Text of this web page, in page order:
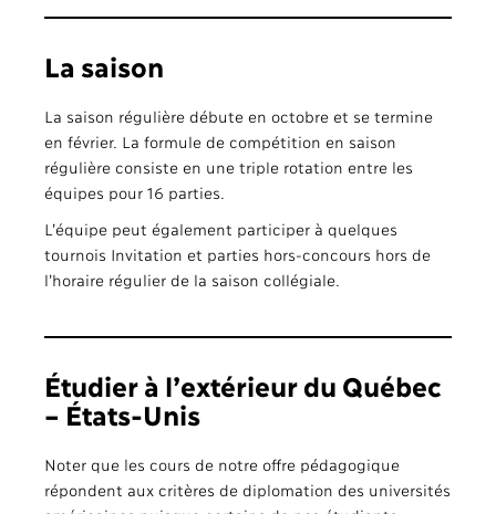
La saison
La saison régulière débute en octobre et se termine
en février. La formule de compétition en saison
régulière consiste en une triple rotation entre les
équipes pour 16 parties.
L’équipe peut également participer à quelques
tournois Invitation et parties hors-concours hors de
l’horaire régulier de la saison collégiale.
Étudier à l’extérieur du Québec
– États-Unis
Noter que les cours de notre offre pédagogique
répondent aux critères de diplomation des universités